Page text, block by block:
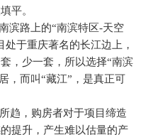
平。
路上的“南滨特区-天空
于重庆著名的长江边上，
，少一套，所以选择“南滨
，而叫“藏江”，是真正可
，购房者对于项目缔造
提升，产生难以估量的产